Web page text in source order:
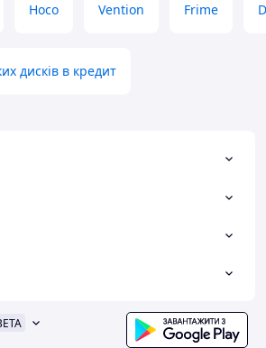
Hoco Vention Frime
дисків в кредит